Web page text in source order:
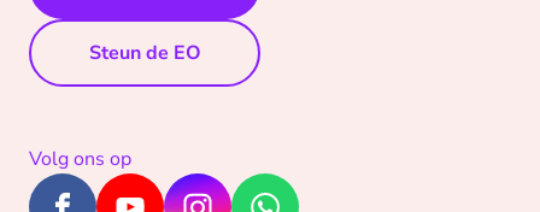
Steun de EO
Volg ons op